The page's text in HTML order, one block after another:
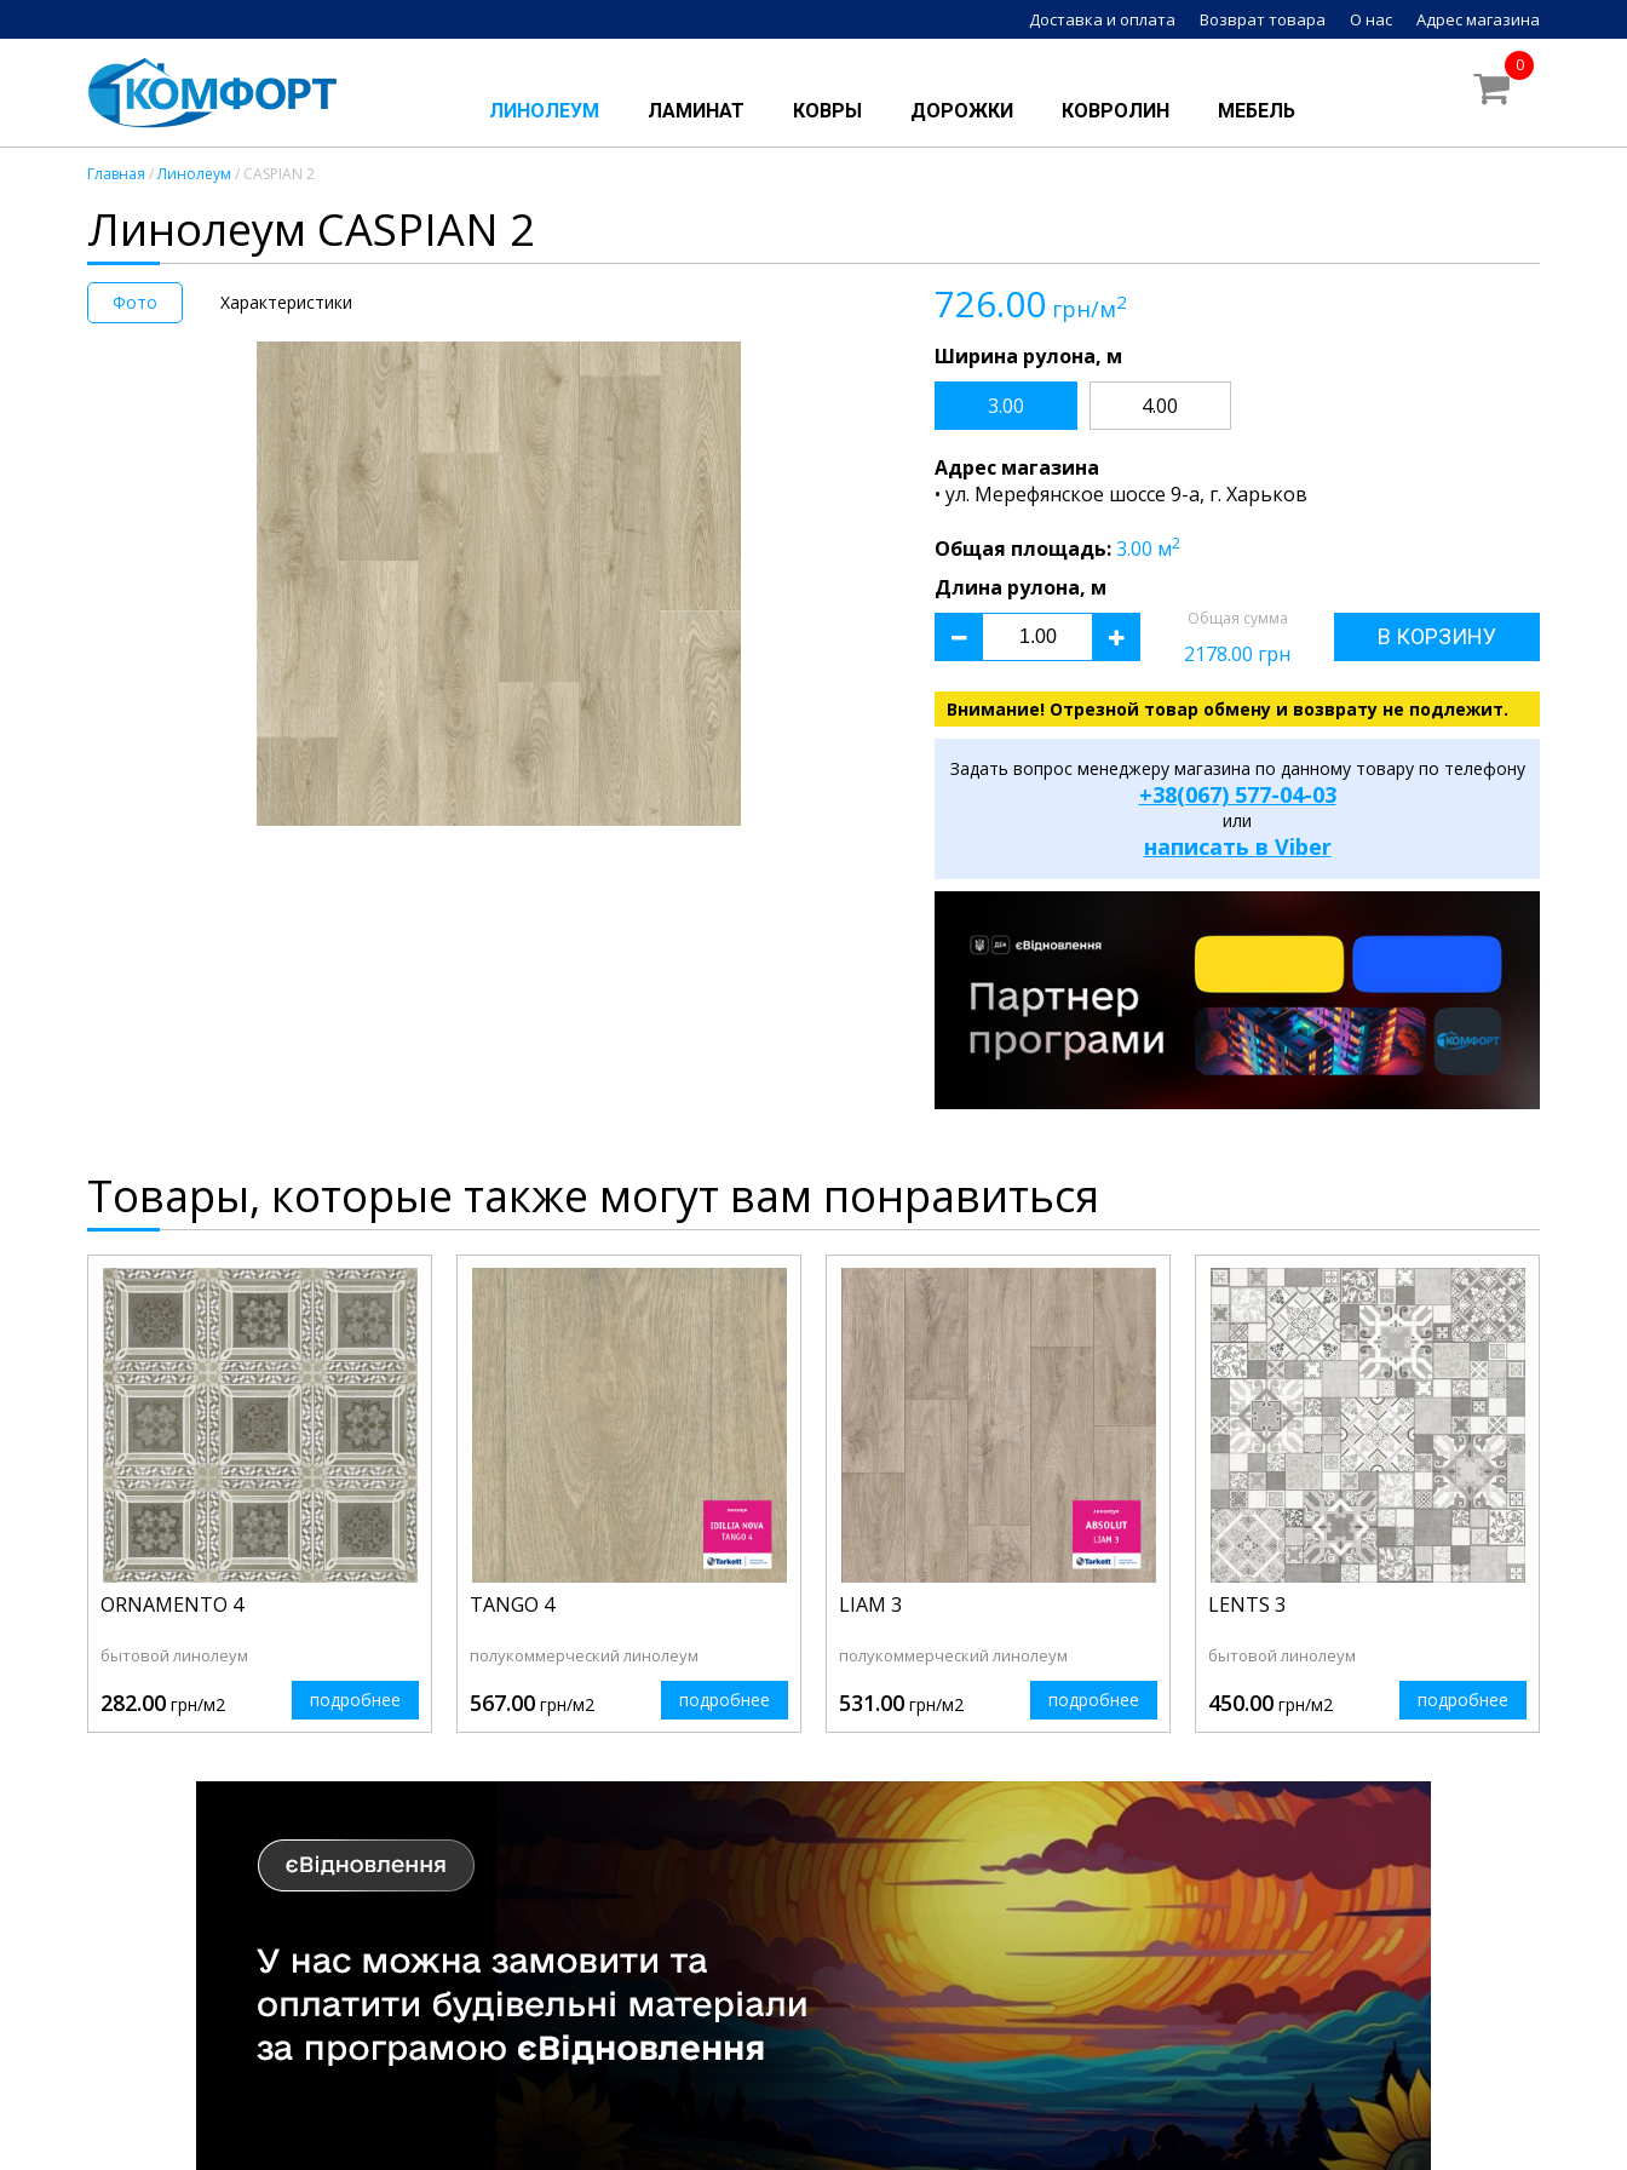
Доставка и оплата Возврат товара О нас Адрес магазина
ЛИНОЛЕУМ ЛАМИНАТ КОВРЫ ДОРОЖКИ КОВРОЛИН МЕБЕЛЬ
0
Главная /Линолеум / CASPIAN 2
Линолеум CASPIAN 2
Фото Характеристики 726.00 грн/м2
Ширина рулона, м
3.00
4.00
Адрес магазина
• ул. Мерефянское шоссе 9-а, г. Харьков
Общая площадь:3.00 м2
Длина рулона, м
Общая сумма
2178.00 грн
В КОРЗИНУ
Внимание! Отрезной товар обмену и возврату не подлежит.
Задать вопрос менеджеру магазина по данному товару по телефону
+38(067) 577-04-03
или
написать в Viber
Товары, которые также могут вам понравиться
ORNAMENTO 4
бытовой линолеум
282.00 грн/м2 подробнее
TANGO 4
полукоммерческий линолеум
567.00 грн/м2 подробнее
LIAM 3
полукоммерческий линолеум
531.00 грн/м2 подробнее
LENTS 3
бытовой линолеум
450.00 грн/м2 подробнее